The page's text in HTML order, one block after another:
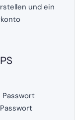
und ein
Passwort